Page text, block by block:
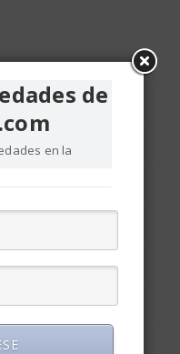
y RRHH
de
en la